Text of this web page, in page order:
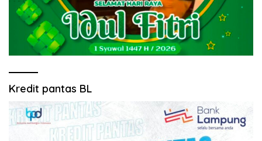
Kredit pantas BL